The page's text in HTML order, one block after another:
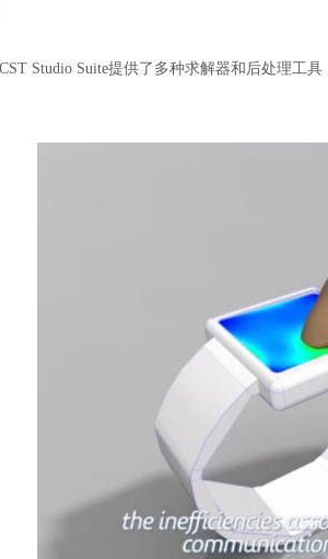
CST Studio Suite提供了多种求解器和后处理工